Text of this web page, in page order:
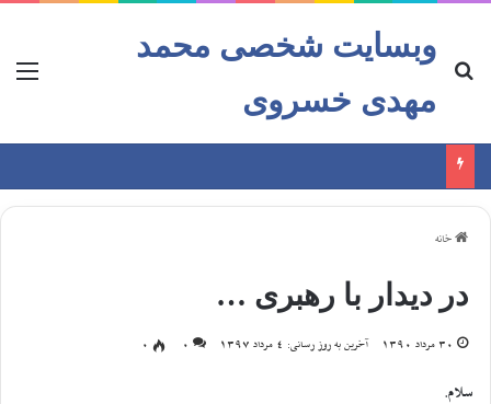
وبسایت شخصی محمد
مهدی خسروی
خانه
در دیدار با رهبری …
30 مرداد 1390 آخرین به روز رسانی: 4 مرداد 1397 0
0
سلام.